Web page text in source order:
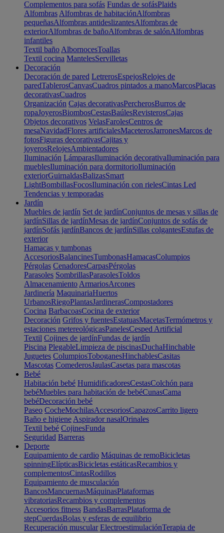
Complementos para sofás Fundas de sofásPlaids
Alfombras Alfombras de habitaciónAlfombras
pequeñasAlfombras antideslizantesAlfombras de
exteriorAlfombras de bañoAlfombras de salónAlfombras
infantiles
Textil baño AlbornocesToallas
Textil cocina MantelesServilletas
Decoración
Decoración de pared LetrerosEspejosRelojes de
paredTablerosCanvasCuadros pintados a manoMarcosPlacas
decorativasCuadros
Organización Cajas decorativasPercherosBurros de
ropaJoyerosBiombosCestasBaúlesRevisterosCajas
Objetos decorativos VelasFarolesCentros de
mesaNavidadFlores artificialesMaceterosJarronesMarcos de
fotosFiguras decorativasCajitas y
joyerosRelojesAmbientadores
Iluminación LámparasIluminación decorativaIluminación para
mueblesIluminación para dormitorioIluminación
exteriorGuirnaldasBalizasSmart
LightBombillasFocosIluminación con rielesCintas Led
Tendencias y temporadas
Jardín
Muebles de jardín Set de jardínConjuntos de mesas y sillas de
jardínSillas de jardínMesas de jardínConjuntos de sofás de
jardínSofás jardínBancos de jardínSillas colgantesEstufas de
exterior
Hamacas y tumbonas
AccesoriosBalancinesTumbonasHamacasColumpios
Pérgolas CenadoresCarpasPérgolas
Parasoles SombrillasParasolesToldos
Almacenamiento ArmariosArcones
Jardinería MaquinariaHuertos
UrbanosRiegoPlantasJardinerasCompostadores
Cocina BarbacoasCocina de exterior
Decoración Grifos y fuentesEstatuasMacetasTermómetros y
estaciones metereológicasPanelesCesped Artificial
Textil Cojines de jardínFundas de jardín
Piscina PlegableLimpieza de piscinasDuchaHinchable
Juguetes ColumpiosToboganesHinchablesCasitas
Mascotas ComederosJaulasCasetas para mascotas
Bebé
Habitación bebé HumidificadoresCestasColchón para
bebéMuebles para habitación de bebéCunasCama
bebéDecoración bebé
Paseo CocheMochilasAccesoriosCapazosCarrito ligero
Baño e higiene Aspirador nasalOrinales
Textil bebé CojinesFunda
Seguridad Barreras
Deporte
Equipamiento de cardio Máquinas de remoBicicletas
spinningElípticasBicicletas estáticasRecambios y
complementosCintasRodillos
Equipamiento de musculación
BancosMancuernasMáquinasPlataformas
vibratoriasRecambios y complementos
Accesorios fitness BandasBarrasPlataforma de
stepCuerdasBolas y esferas de equilibrio
Recuperación muscular ElectroestimulaciónTerapia de